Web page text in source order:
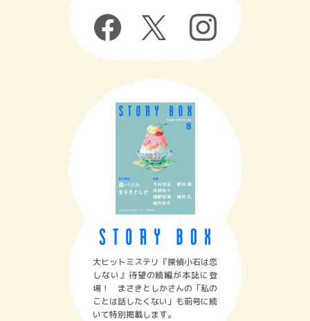
大ヒットミステリ『探偵小石は恋
しない』待望の続編が本誌に登
場！ まさきとしかさんの「私の
ことは話したくない」も前号に続
いて特別掲載します。